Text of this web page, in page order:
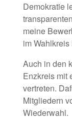
Demokratie
meine
im
Auch in den
Enzkreis mit
vertreten.
Mitgliedern
Wiederwahl.